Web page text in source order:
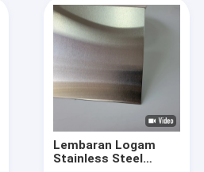
Lembaran Logam
Stainless Steel